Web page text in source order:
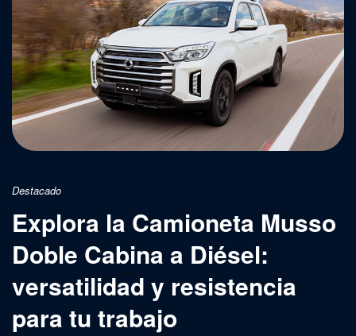
Destacado
Explora la Camioneta Musso
Doble Cabina a Diésel:
versatilidad y resistencia
para tu trabajo